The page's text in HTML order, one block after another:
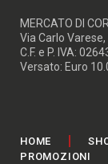
MERCATO DI
Via Carlo
C.F. e P. IVA:
Versato: Euro
HOME
PROMOZIONI